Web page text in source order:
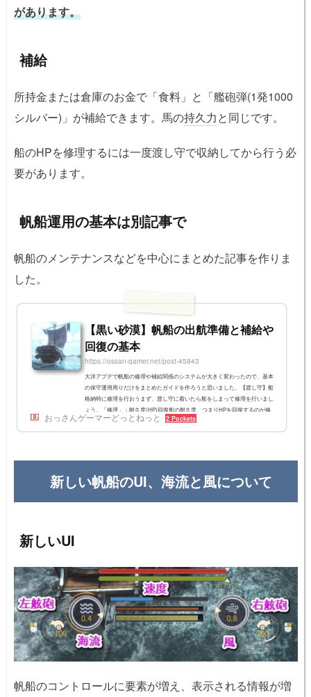
があります。
補給
所持金または倉庫のお金で「食料」と「艦砲弾(1発1000
シルバー)」が補給できます。馬の持久力と同じです。
船のHPを修理するには一度渡し守で収納してから行う必
要があります。
帆船運用の基本は別記事で
帆船のメンテナンスなどを中心にまとめた記事を作りま
した。
【黒い砂漠】帆船の出航準備と補給や
回復の基本
https://ossan-gamer.net/post-45843
大洋アプデで帆船の修理や補給関係のシステムが大きく変わったので、基本
の保守運用周りだけをまとめたガイドを作ろうと思いました。【渡し守】船
格納時に修理を行おうまず、渡し守に着いたら船をしまって修理を行いまし
ょう。「修理」：耐久度(HP)回復船の耐久度、つまりHPを回復するのが修
理メニューです。装備品は渡し守で別途修理上記の「修理」では、船の本体
しか回復してくれません。船に装備した装備類は、渡し守 > 修理 > 帆船機
おっさんゲーマーどっとねっと 2 Pockets
新しい帆船のUI、海流と風について
新しいUI
帆船のコントロールに要素が増え、表示される情報が増